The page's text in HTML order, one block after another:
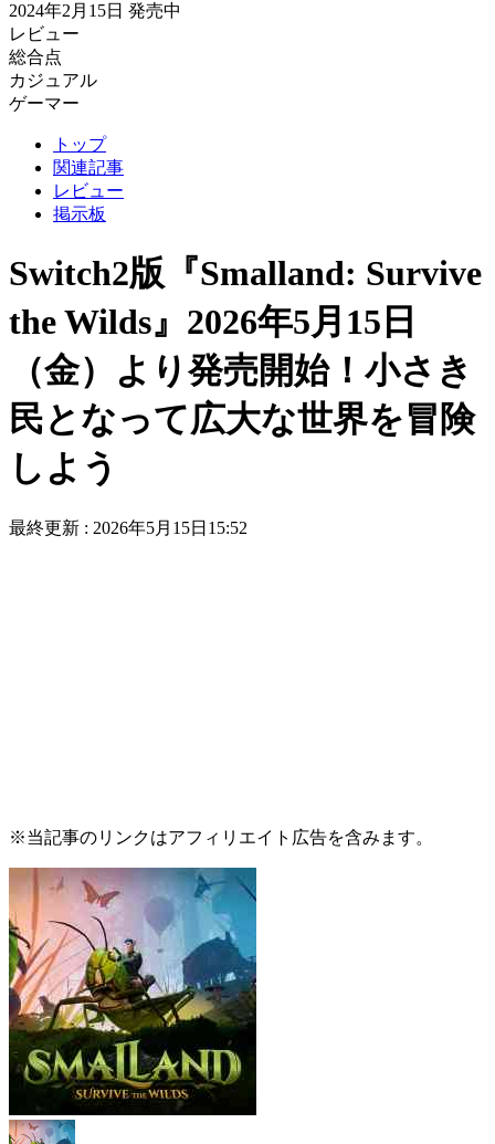
2024年2月15日 発売中
レビュー
総合点
カジュアル
ゲーマー
トップ
関連記事
レビュー
掲示板
Switch2版『Smalland: Survive
the Wilds』2026年5月15日
（金）より発売開始！小さき
民となって広大な世界を冒険
しよう
最終更新 : 2026年5月15日15:52
※当記事のリンクはアフィリエイト広告を含みます。